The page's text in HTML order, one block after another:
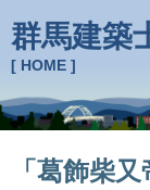
群馬建築
[ HOME ]
「葛飾柴